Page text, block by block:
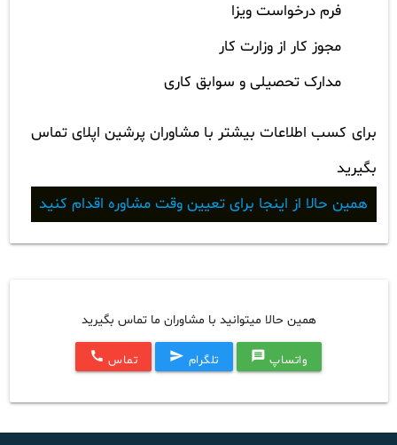
فرم درخواست ویزا
مجوز کار از وزارت کار
مدارک تحصیلی و سوابق کاری
برای کسب اطلاعات بیشتر با مشاوران پرشین اپلای تماس
بگیرید
همین حالا از اینجا برای تعیین وقت مشاوره اقدام کنید
همین حالا میتوانید با مشاوران ما تماس بگیرید
واتساپ message تلگرام send تماس call